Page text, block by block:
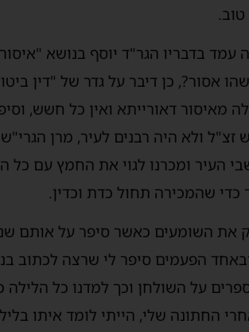
טוב.
בדבריו הגר"ד יוסף בנושא
אסור?, כן דיבר על גדר של "דין
מאיסור דאורייתא ואין כל חשש,
ולא היה רבנים לעיר, מרן
העיר ומכרנו לגוי את החמץ עם כל
כדי שהמכירה תחול כדת וכדין.
את השומעים כאשר סיפר על אותם
הפעמים סיפר לי שרצה לכתוב
על השולחן וכך למדנו כל הלילה
החתונה שלי, הייתי לומד איתו